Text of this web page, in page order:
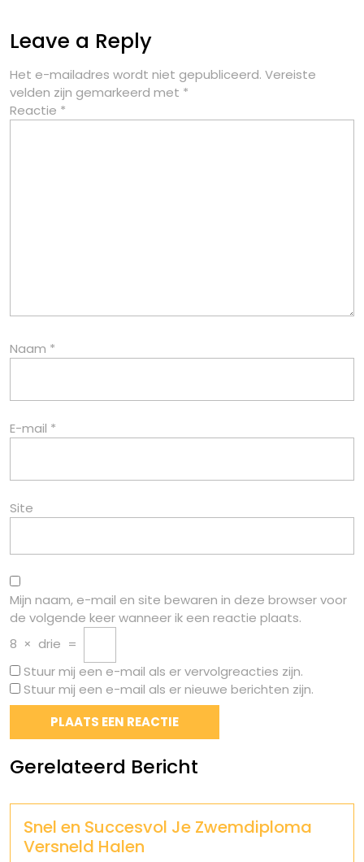
Leave a Reply
Het e-mailadres wordt niet gepubliceerd. Vereiste
velden zijn gemarkeerd met *
Reactie *
Naam *
E-mail *
Site
Mijn naam, e-mail en site bewaren in deze browser voor
de volgende keer wanneer ik een reactie plaats.
8 × drie =
Stuur mij een e-mail als er vervolgreacties zijn.
Stuur mij een e-mail als er nieuwe berichten zijn.
Gerelateerd Bericht
Snel en Succesvol Je Zwemdiploma
Versneld Halen